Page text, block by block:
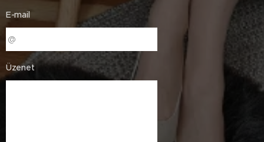
E-mail
Üzenet